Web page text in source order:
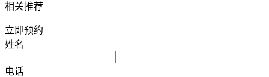
相关推荐
立即预约
姓名
电话